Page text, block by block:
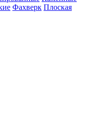
Фахверк Плоская